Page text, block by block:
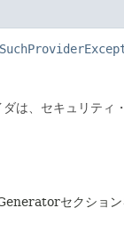
は、セキュリティ
セクション